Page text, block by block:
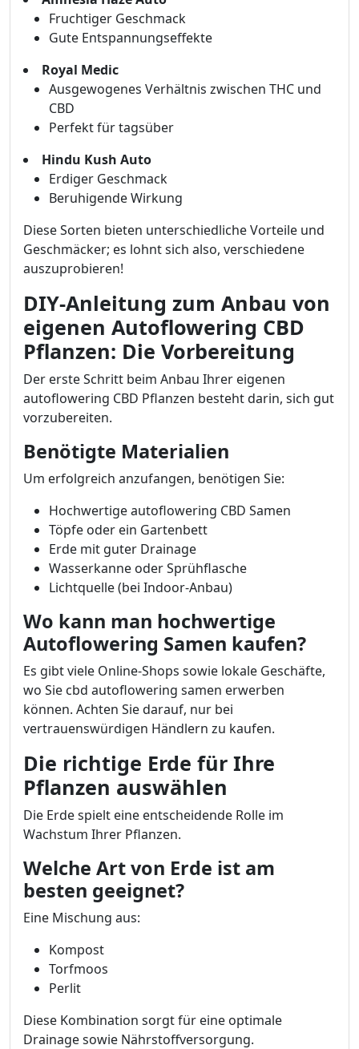
Fruchtiger Geschmack
Gute Entspannungseffekte
Royal Medic
Ausgewogenes Verhältnis zwischen THC und
CBD
Perfekt für tagsüber
Hindu Kush Auto
Erdiger Geschmack
Beruhigende Wirkung
Diese Sorten bieten unterschiedliche Vorteile und
Geschmäcker; es lohnt sich also, verschiedene
auszuprobieren!
DIY-Anleitung zum Anbau von
eigenen Autoflowering CBD
Pflanzen: Die Vorbereitung
Der erste Schritt beim Anbau Ihrer eigenen
autoflowering CBD Pflanzen besteht darin, sich gut
vorzubereiten.
Benötigte Materialien
Um erfolgreich anzufangen, benötigen Sie:
Hochwertige autoflowering CBD Samen
Töpfe oder ein Gartenbett
Erde mit guter Drainage
Wasserkanne oder Sprühflasche
Lichtquelle (bei Indoor-Anbau)
Wo kann man hochwertige
Autoflowering Samen kaufen?
Es gibt viele Online-Shops sowie lokale Geschäfte,
wo Sie cbd autoflowering samen erwerben
können. Achten Sie darauf, nur bei
vertrauenswürdigen Händlern zu kaufen.
Die richtige Erde für Ihre
Pflanzen auswählen
Die Erde spielt eine entscheidende Rolle im
Wachstum Ihrer Pflanzen.
Welche Art von Erde ist am
besten geeignet?
Eine Mischung aus:
Kompost
Torfmoos
Perlit
Diese Kombination sorgt für eine optimale
Drainage sowie Nährstoffversorgung.